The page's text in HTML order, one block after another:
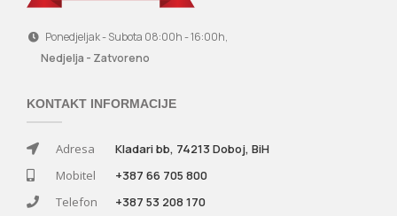
Ponedjeljak - Subota 08:00h - 16:00h,
Nedjelja - Zatvoreno
KONTAKT INFORMACIJE
Adresa
Kladari bb, 74213 Doboj, BiH
Mobitel
+387 66 705 800
Telefon
+387 53 208 170